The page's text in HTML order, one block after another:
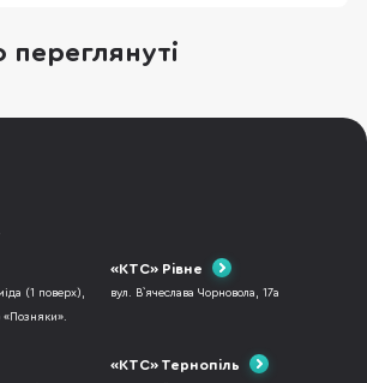
існують різні формати БЖ під різні розміри
корпусів для ПК. Великий БЖ просто не
(1 поверх),
«Позняки».
«КТС» Рівне
вул. В`ячеслава Чорновола, 17а
«КТС» Тернопіль